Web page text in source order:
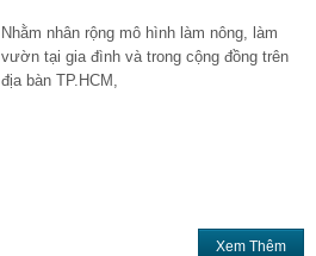
Nhằm nhân rộng mô hình làm nông, làm
vườn tại gia đình và trong cộng đồng trên
địa bàn TP.HCM,
Xem Thêm